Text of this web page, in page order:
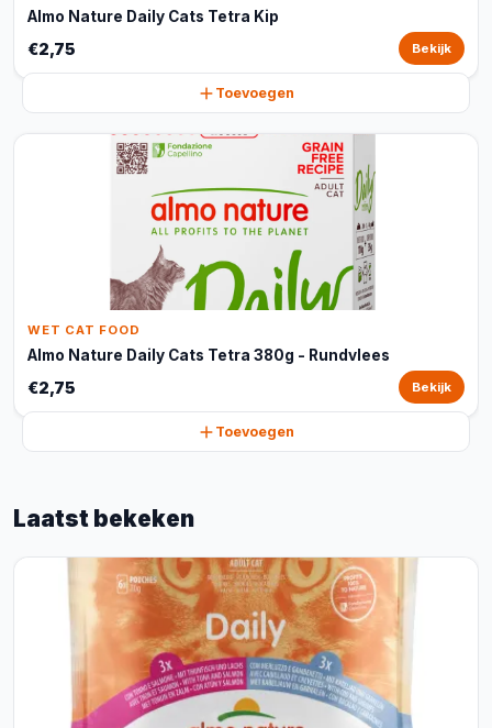
Almo Nature Daily Cats Tetra Kip
€2,75 Bekijk
Toevoegen
WET CAT FOOD
Almo Nature Daily Cats Tetra 380g - Rundvlees
€2,75 Bekijk
Toevoegen
Laatst bekeken